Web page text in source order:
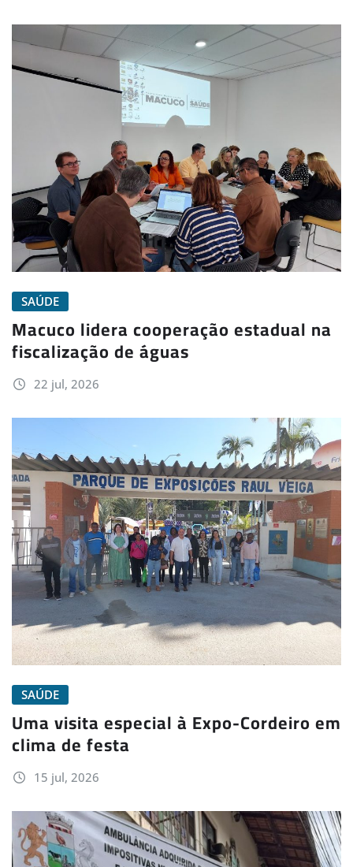
SAÚDE
Macuco lidera cooperação estadual na
fiscalização de águas
22 jul, 2026
SAÚDE
Uma visita especial à Expo-Cordeiro em
clima de festa
15 jul, 2026